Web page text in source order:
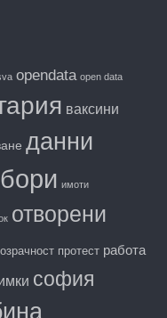
opendata open data
ваксини
данни
имоти
отворени
протест работа
софия